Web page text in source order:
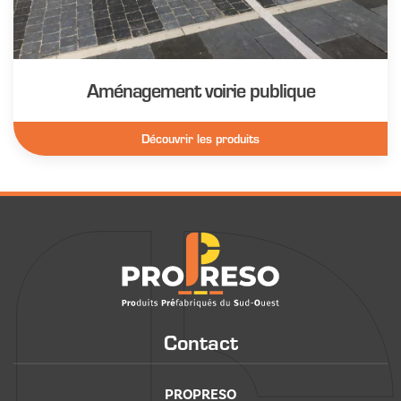
Aménagement voirie publique
Découvrir les produits
Contact
PROPRESO